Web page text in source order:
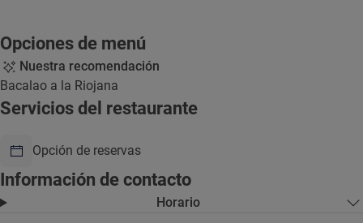
Opciones de menú
Nuestra recomendación
Bacalao a la Riojana
Servicios del restaurante
Opción de reservas
Información de contacto
Horario